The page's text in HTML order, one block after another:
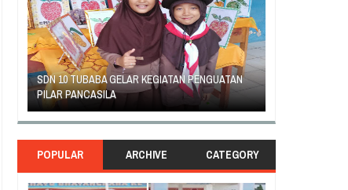
GEJOLAK PIHAK SEKOLAH SD INPRES KLABAT
DENGAN ORANG TUA MURID BERAKHIR DAMAI
POPULAR ARCHIVE CATEGORY